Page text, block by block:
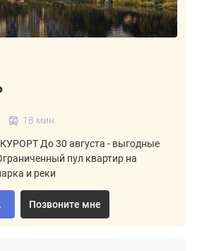
18 мин.
До 30 августа - выгодные
пул квартир на
и реки
Позвоните мне